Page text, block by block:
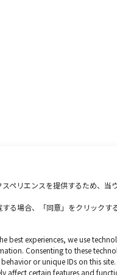
ペリエンスを提供するため、当
る場合、「同意」をクリック
best experiences, we use
Consenting to these
or unique IDs on this
affect certain features and